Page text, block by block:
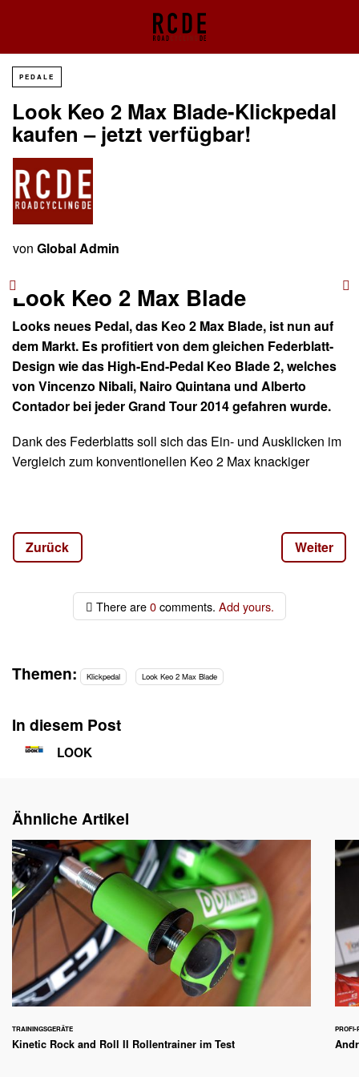
PEDALE
Look Keo 2 Max Blade-Klickpedal
kaufen – jetzt verfügbar!
von Global Admin
Look Keo 2 Max Blade
Looks neues Pedal, das Keo 2 Max Blade, ist nun auf
dem Markt. Es profitiert von dem gleichen Federblatt-
Design wie das High-End-Pedal Keo Blade 2, welches
von Vincenzo Nibali, Nairo Quintana und Alberto
Contador bei jeder Grand Tour 2014 gefahren wurde.
Dank des Federblatts soll sich das Ein- und Ausklicken im
Vergleich zum konventionellen Keo 2 Max knackiger
reinen Carbon-Fasern. Im Gegensatz dazu besteht das
Blatt des Keo 2 Max Blade aus einem Carbon-Gemisch.
Auf der nächsten Seite gibt es mehr technische Details
Zurück Weiter
There are0comments. Add yours.
Themen: Klickpedal Look Keo 2 Max Blade
In diesem Post
LOOK
Ähnliche Artikel
TRAININGSGERÄTE
Kinetic Rock and Roll II Rollentrainer im Test
PROFI-